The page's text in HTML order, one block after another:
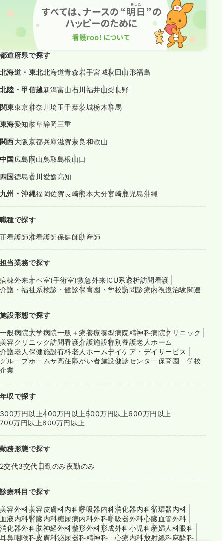
都道府県で探す
北海道・東北北海道青森岩手宮城秋田山形福島
北陸・甲信越新潟富山石川福井山梨長野
関東東京神奈川埼玉千葉茨城栃木群馬
東海愛知岐阜静岡三重
関西大阪京都兵庫滋賀奈良和歌山
中国広島岡山鳥取島根山口
四国徳島香川愛媛高知
九州・沖縄福岡佐賀長崎熊本大分宮崎鹿児島沖縄
職種で探す
正看護師准看護師保健師助産師
担当業務で探す
病棟外来オペ室(手術室)救急外来ICU系透析訪問看護
介護・福祉系検診・健診保育園・学校訪問診療内視鏡治験関連
施設形態で探す
一般病院大学病院一般＋療養療養型病院精神科病院クリニック
美容クリニック訪問看護介護施設特別養護老人ホーム
介護老人保健施設有料老人ホームデイケア・デイサービス
グループホームサ高住障がい者施設健診センター保育園・学校
企業
年収で探す
300万円以上400万円以上 500万円以上600万円以上
700万円以上800万円以上
勤務形態で探す
2交代3交代日勤のみ夜勤のみ
診療科目で探す
美容外科美容皮膚科内科呼吸器内科消化器内科循環器内科
血液内科腎臓内科糖尿病内科外科呼吸器外科心臓血管外科
消化器外科脳神経外科整形外科形成外科小児科産婦人科眼科
耳鼻咽喉科皮膚科泌尿器科精神科・心療内科放射線科麻酔科